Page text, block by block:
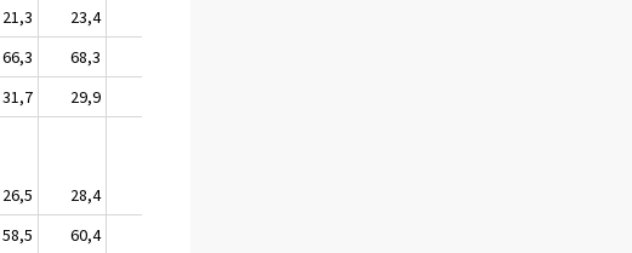
21,3 23,4
66,3
68,3
31,7
29,9
26,5 28,4
58,5
60,4